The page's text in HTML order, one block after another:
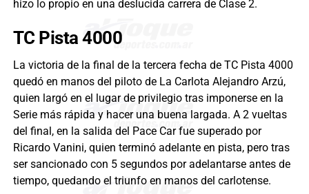
hizo lo propio en una deslucida carrera de Clase 2.
TC Pista 4000
La victoria de la final de la tercera fecha de TC Pista 4000
quedó en manos del piloto de La Carlota Alejandro Arzú,
quien largó en el lugar de privilegio tras imponerse en la
Serie más rápida y hacer una buena largada. A 2 vueltas
del final, en la salida del Pace Car fue superado por
Ricardo Vanini, quien terminó adelante en pista, pero tras
ser sancionado con 5 segundos por adelantarse antes de
tiempo, quedando el triunfo en manos del carlotense.